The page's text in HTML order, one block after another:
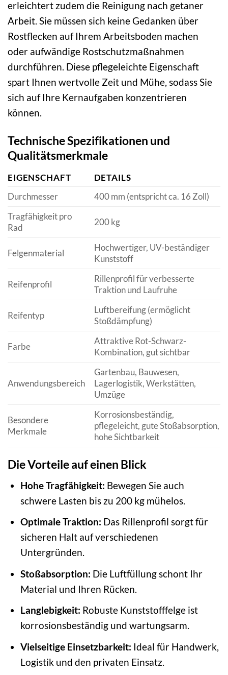
erleichtert zudem die Reinigung nach getaner
Arbeit. Sie müssen sich keine Gedanken über
Rostflecken auf Ihrem Arbeitsboden machen
oder aufwändige Rostschutzmaßnahmen
durchführen. Diese pflegeleichte Eigenschaft
spart Ihnen wertvolle Zeit und Mühe, sodass Sie
sich auf Ihre Kernaufgaben konzentrieren
können.
Technische Spezifikationen und
Qualitätsmerkmale
EIGENSCHAFT
DETAILS
Durchmesser
400 mm (entspricht ca. 16 Zoll)
Tragfähigkeit pro
Rad
200 kg
Felgenmaterial
Hochwertiger, UV-beständiger
Kunststoff
Reifenprofil
Rillenprofil für verbesserte
Traktion und Laufruhe
Reifentyp
Luftbereifung (ermöglicht
Stoßdämpfung)
Farbe
Attraktive Rot-Schwarz-
Kombination, gut sichtbar
Anwendungsbereich
Gartenbau, Bauwesen,
Lagerlogistik, Werkstätten,
Umzüge
Besondere
Merkmale
Korrosionsbeständig,
pflegeleicht, gute Stoßabsorption,
hohe Sichtbarkeit
Die Vorteile auf einen Blick
Hohe Tragfähigkeit: Bewegen Sie auch
schwere Lasten bis zu 200 kg mühelos.
Optimale Traktion: Das Rillenprofil sorgt für
sicheren Halt auf verschiedenen
Untergründen.
Stoßabsorption: Die Luftfüllung schont Ihr
Material und Ihren Rücken.
Langlebigkeit: Robuste Kunststofffelge ist
korrosionsbeständig und wartungsarm.
Vielseitige Einsetzbarkeit: Ideal für Handwerk,
Logistik und den privaten Einsatz.